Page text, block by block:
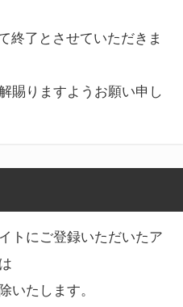
終了とさせていただきま
賜りますようお願い申し
トにご登録いただいたア
いたします。